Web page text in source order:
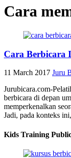
Cara
Cara Berbicara
11 March 2017 Juru
Jurubicara.com-
berbicara di depan
memperkenalkan
Jadi, pada konteks ini,
Kids Training